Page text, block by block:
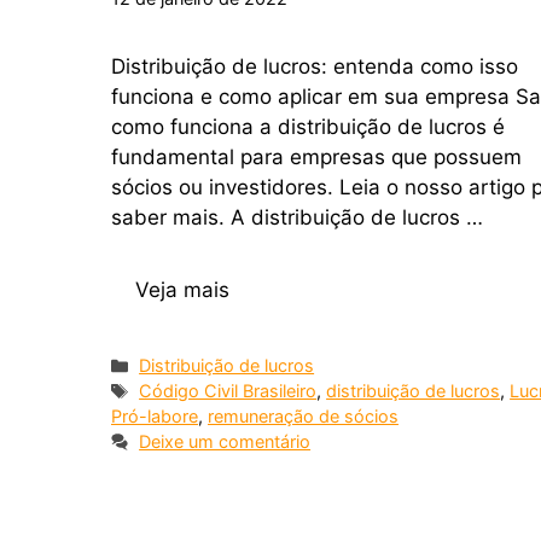
Distribuição de lucros: entenda como isso
funciona e como aplicar em sua empresa
como funciona a distribuição de lucros é
fundamental para empresas que possuem
sócios ou investidores. Leia o nosso artigo
saber mais. A distribuição de lucros …
Veja mais
Distribuição de lucros
Código Civil Brasileiro,distribuição de lucros,
Pró-labore, remuneração de sócios
Deixe um comentário